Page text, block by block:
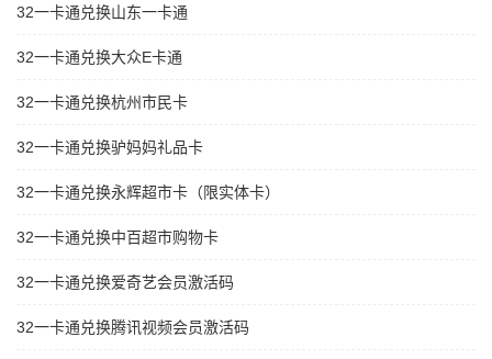
32一卡通兑换山东一卡通
32一卡通兑换大众E卡通
32一卡通兑换杭州市民卡
32一卡通兑换驴妈妈礼品卡
32一卡通兑换永辉超市卡（限实体卡）
32一卡通兑换中百超市购物卡
32一卡通兑换爱奇艺会员激活码
32一卡通兑换腾讯视频会员激活码